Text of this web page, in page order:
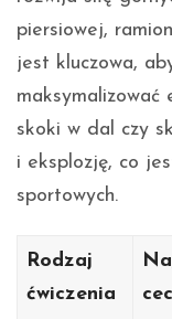
piersiowej,
jest kluczowa,
maksymalizować
skoki w dal czy
i eksplozję, co
sportowych.
Rodzaj
ćwiczenia